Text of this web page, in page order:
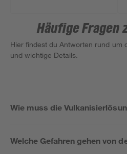
Häufige Fragen
Hier findest du Antworten rund um
und wichtige Details.
Wie muss die
Welche Gefahren gehen von